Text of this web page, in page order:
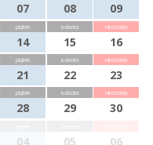
07 08 09
piątek
14
sobota
15
niedziela
16
piątek
21
sobota
22
niedziela
23
piątek
28
sobota
29
niedziela
30
04 05 06